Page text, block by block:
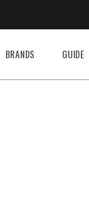
BRANDS GUIDE